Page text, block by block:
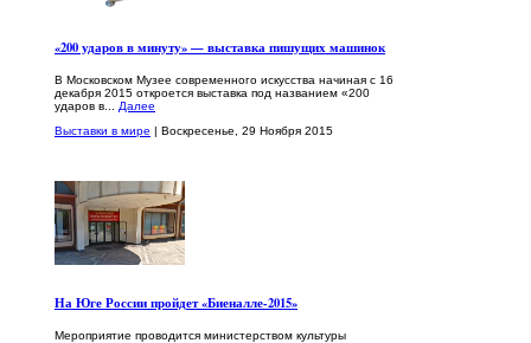
«200 ударов в минуту» — выставка пишущих машинок
В Московском Музее современного искусства начиная с 16
декабря 2015 откроется выставка под названием «200
ударов в... Далее
Выставки в мире | Воскресенье, 29 Ноября 2015
На Юге России пройдет «Биеналле-2015»
Мероприятие проводится министерством культуры